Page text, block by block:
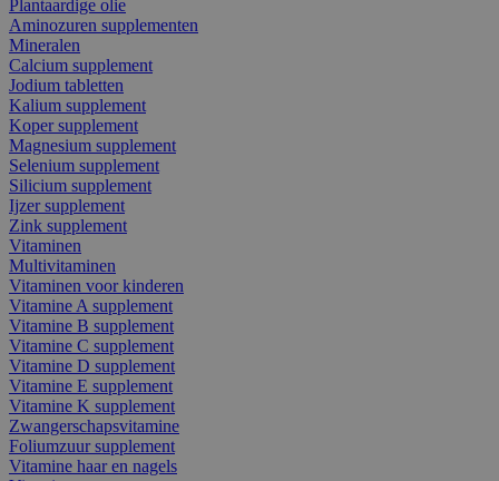
Plantaardige olie
Aminozuren supplementen
Mineralen
Calcium supplement
Jodium tabletten
Kalium supplement
Koper supplement
Magnesium supplement
Selenium supplement
Silicium supplement
Ijzer supplement
Zink supplement
Vitaminen
Multivitaminen
Vitaminen voor kinderen
Vitamine A supplement
Vitamine B supplement
Vitamine C supplement
Vitamine D supplement
Vitamine E supplement
Vitamine K supplement
Zwangerschapsvitamine
Foliumzuur supplement
Vitamine haar en nagels